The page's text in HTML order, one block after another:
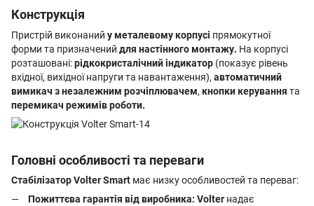
Конструкція
Пристрій виконаний у металевому корпусі прямокутної
форми та призначений для настінного монтажу. На корпусі
розташовані:рідкокристалічний індикатор (показує рівень
вхідної, вихідної напруги та навантаження), автоматичний
вимикач з незалежним розчіплювачем, кнопки керування та
перемикач режимів роботи.
Головні особливості та переваги
Стабілізатор Volter Smart має низку особливостей та переваг:
Пожиттєва гарантія від виробника: Volter надає